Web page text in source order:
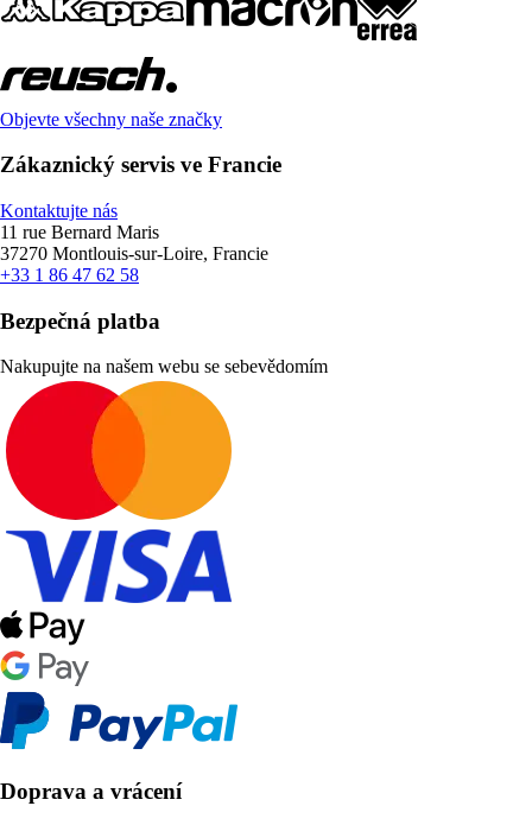
Objevte všechny naše značky
Zákaznický servis ve Francie
Kontaktujte nás
11 rue Bernard Maris
37270 Montlouis-sur-Loire, Francie
+33 1 86 47 62 58
Bezpečná platba
Nakupujte na našem webu se sebevědomím
Doprava a vrácení